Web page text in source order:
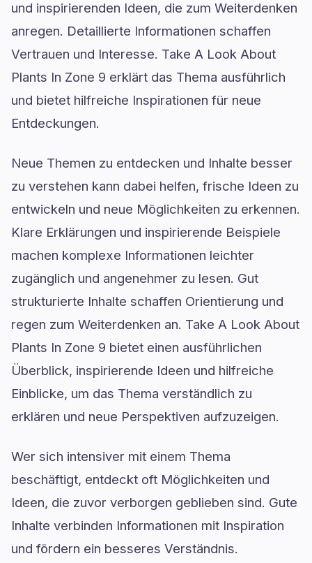
und inspirierenden Ideen, die zum Weiterdenken
anregen. Detaillierte Informationen schaffen
Vertrauen und Interesse. Take A Look About
Plants In Zone 9 erklärt das Thema ausführlich
und bietet hilfreiche Inspirationen für neue
Entdeckungen.
Neue Themen zu entdecken und Inhalte besser
zu verstehen kann dabei helfen, frische Ideen zu
entwickeln und neue Möglichkeiten zu erkennen.
Klare Erklärungen und inspirierende Beispiele
machen komplexe Informationen leichter
zugänglich und angenehmer zu lesen. Gut
strukturierte Inhalte schaffen Orientierung und
regen zum Weiterdenken an. Take A Look About
Plants In Zone 9 bietet einen ausführlichen
Überblick, inspirierende Ideen und hilfreiche
Einblicke, um das Thema verständlich zu
erklären und neue Perspektiven aufzuzeigen.
Wer sich intensiver mit einem Thema
beschäftigt, entdeckt oft Möglichkeiten und
Ideen, die zuvor verborgen geblieben sind. Gute
Inhalte verbinden Informationen mit Inspiration
und fördern ein besseres Verständnis.